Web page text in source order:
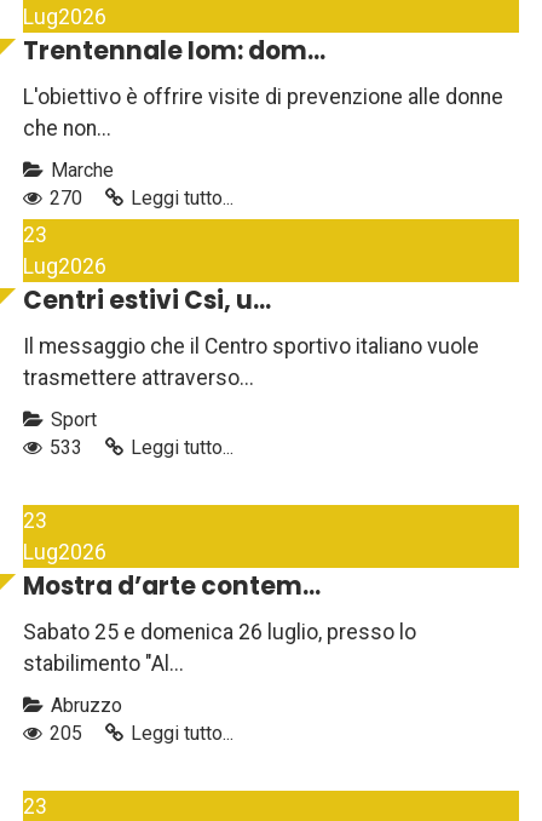
Lug2026
Trentennale Iom: dom...
L'obiettivo è offrire visite di prevenzione alle donne
che non...
Marche
270
Leggi tutto...
23
Lug2026
Centri estivi Csi, u...
Il messaggio che il Centro sportivo italiano vuole
trasmettere attraverso...
Sport
533
Leggi tutto...
23
Lug2026
Mostra d’arte contem...
Sabato 25 e domenica 26 luglio, presso lo
stabilimento "Al...
Abruzzo
205
Leggi tutto...
23